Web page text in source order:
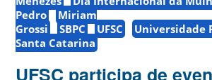
Pedro
Miriam
Grossi
SBPC UFSC
Universidade
Santa Catarina
UFSC participa de